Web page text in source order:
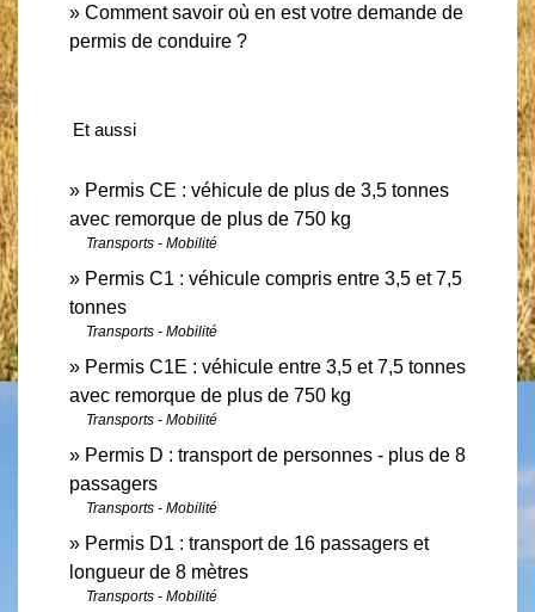
Comment savoir où en est votre demande de
permis de conduire ?
Et aussi
Permis CE : véhicule de plus de 3,5 tonnes
avec remorque de plus de 750 kg
Transports - Mobilité
Permis C1 : véhicule compris entre 3,5 et 7,5
tonnes
Transports - Mobilité
Permis C1E : véhicule entre 3,5 et 7,5 tonnes
avec remorque de plus de 750 kg
Transports - Mobilité
Permis D : transport de personnes - plus de 8
passagers
Transports - Mobilité
Permis D1 : transport de 16 passagers et
longueur de 8 mètres
Transports - Mobilité